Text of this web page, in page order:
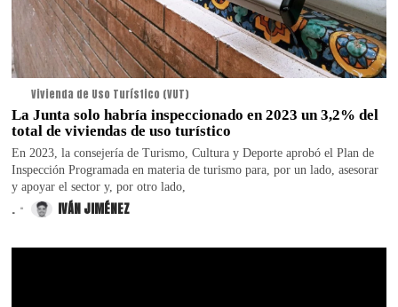
Vivienda de Uso Turístico (VUT)
La Junta solo habría inspeccionado en 2023 un 3,2% del
total de viviendas de uso turístico
En 2023, la consejería de Turismo, Cultura y Deporte aprobó el Plan de
Inspección Programada en materia de turismo para, por un lado, asesorar
y apoyar el sector y, por otro lado,
. IVÁN JIMÉNEZ